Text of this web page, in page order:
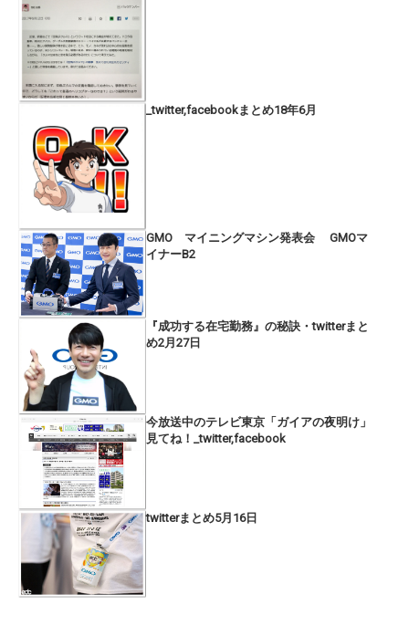
_twitter,facebookまとめ18年6月
GMO マイニングマシン発表会 GMOマ
イナーB2
『成功する在宅勤務』の秘訣・twitterまと
め2月27日
今放送中のテレビ東京「ガイアの夜明け」
見てね！_twitter,facebook
twitterまとめ5月16日